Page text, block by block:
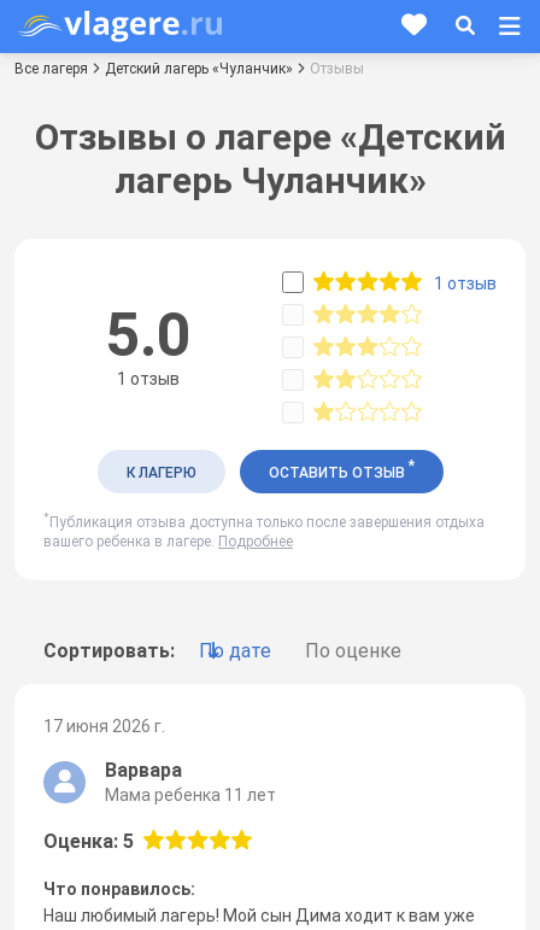
Все лагеря Детский лагерь «Чуланчик» Отзывы
Отзывы о лагере «Детский
лагерь Чуланчик»
Сортировать: По дате По оценке
17 июня 2026 г.
Варвара
Мама ребенка 11 лет
Оценка: 5
Что понравилось:
Наш любимый лагерь! Мой сын Дима ходит к вам уже
5.0
1 отзыв
1 отзыв
К ЛАГЕРЮ ОСТАВИТЬ ОТЗЫВ *
* Публикация отзыва доступна только после завершения отдыха
вашего ребенка в лагере. Подробнее